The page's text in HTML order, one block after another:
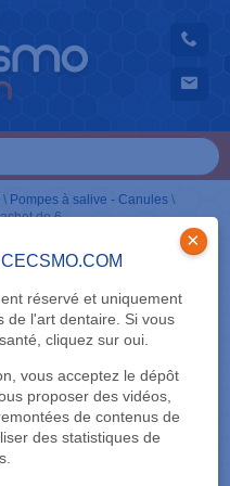
réservé et uniquement
de l'art dentaire. Si vous
cliquez sur oui.
vous acceptez le dépôt
proposer des vidéos,
de contenus de
des statistiques de
×
\ Pompes à salive - Canules \
de 6